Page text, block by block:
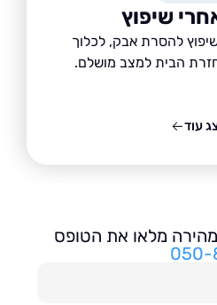
אבק, לכלוך
למצב מושלם.
את הטופס